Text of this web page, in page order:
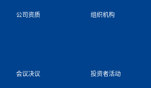
公司资质 组织机构
会议决议 投资者活动